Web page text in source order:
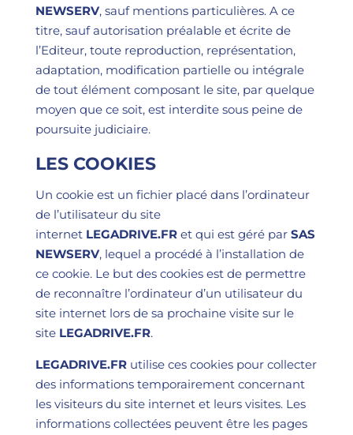
NEWSERV, sauf mentions particulières. A ce
titre, sauf autorisation préalable et écrite de
l’Editeur, toute reproduction, représentation,
adaptation, modification partielle ou intégrale
de tout élément composant le site, par quelque
moyen que ce soit, est interdite sous peine de
poursuite judiciaire.
LES COOKIES
Un cookie est un fichier placé dans l’ordinateur
de l’utilisateur du site
internet LEGADRIVE.FRet qui est géré par SAS
NEWSERV, lequel a procédé à l’installation de
ce cookie. Le but des cookies est de permettre
de reconnaître l’ordinateur d’un utilisateur du
site internet lors de sa prochaine visite sur le
site LEGADRIVE.FR.
LEGADRIVE.FR utilise ces cookies pour collecter
des informations temporairement concernant
les visiteurs du site internet et leurs visites. Les
informations collectées peuvent être les pages